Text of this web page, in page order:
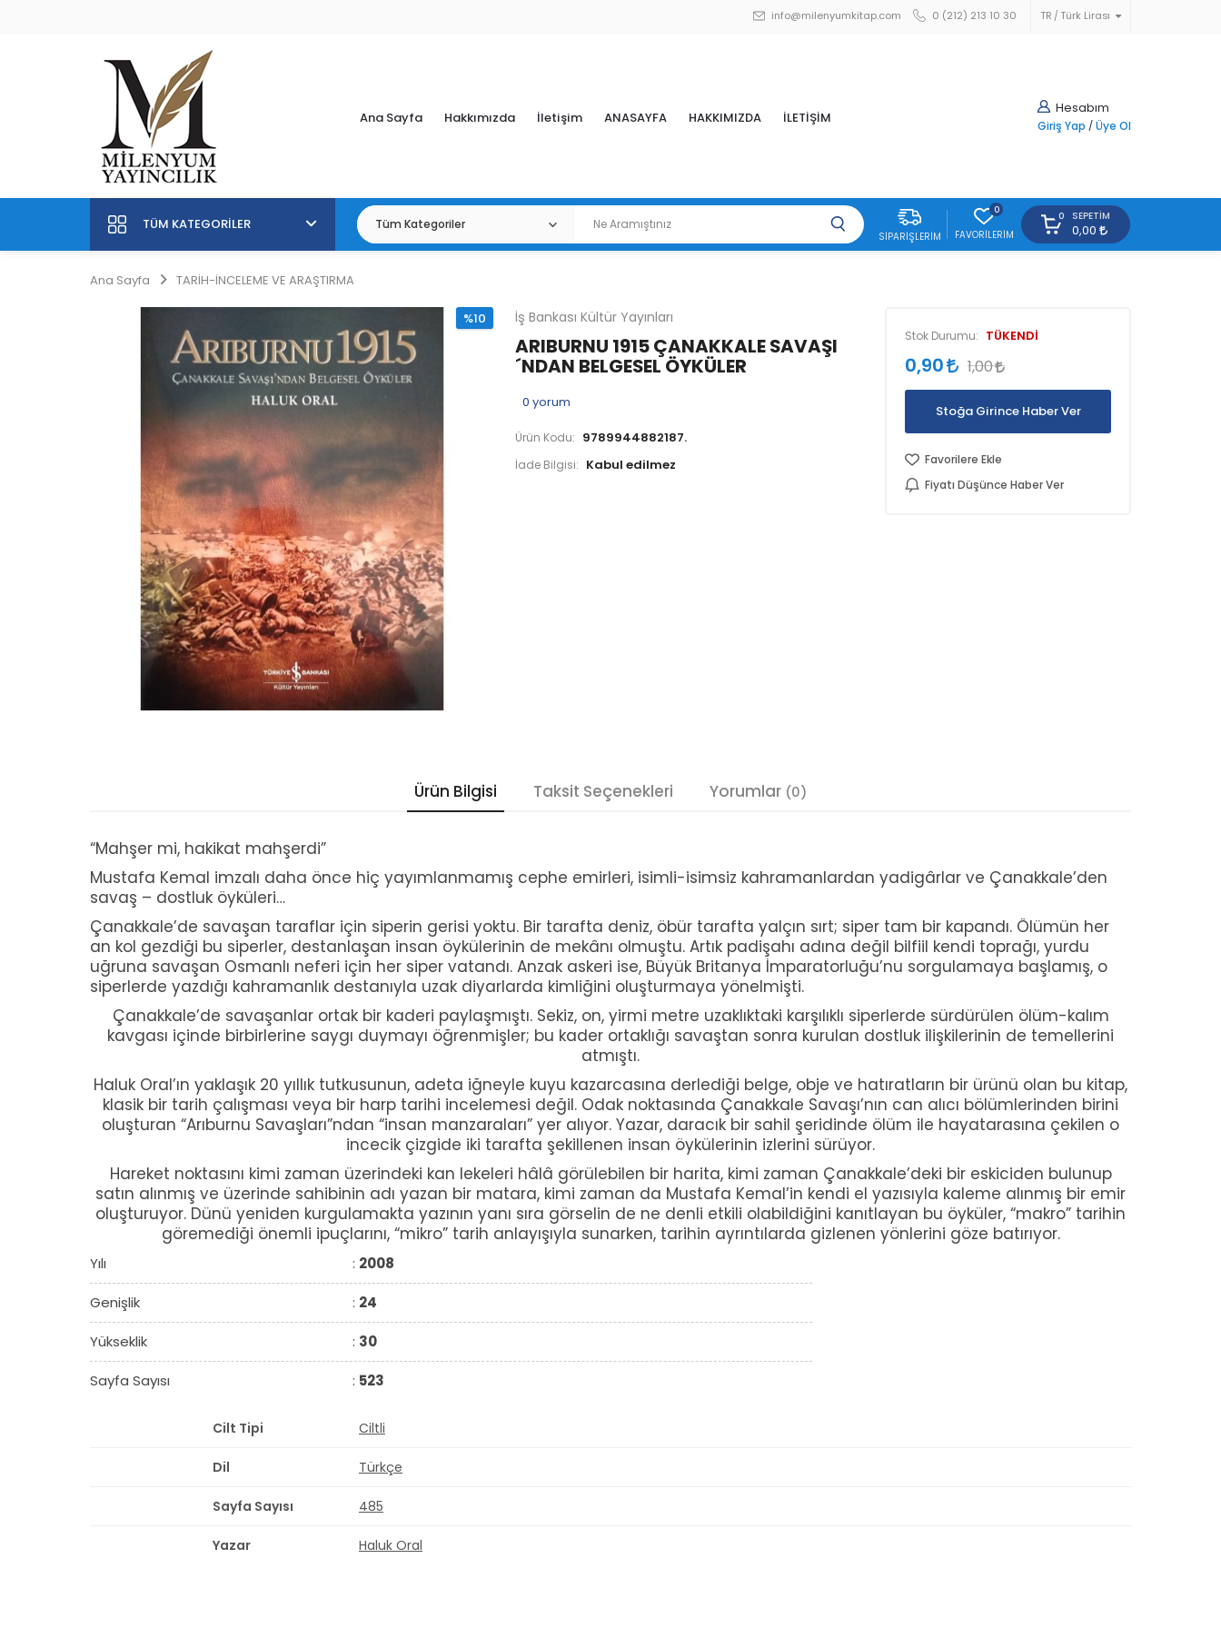
TR Türk Lirası
info@milenyumkitap.com 0 (212) 213 10 30
Hesabım
Giriş Yap / Üye Ol
Ana Sayfa Hakkımızda İletişim ANASAYFA HAKKIMIZDA İLETİŞİM
TÜM KATEGORILER
SIPARIŞLERIM
0
FAVORILERIM
0 SEPETIM
0,00
Ana Sayfa TARİH-İNCELEME VE ARAŞTIRMA
%10 İş Bankası Kültür Yayınları
ARIBURNU 1915 ÇANAKKALE SAVAŞI
´NDAN BELGESEL ÖYKÜLER
0 yorum
Ürün Kodu: 9789944882187.
İade Bilgisi:
Stok Durumu: TÜKENDİ
0,90 1,00
Stoğa Girince Haber Ver
Favorilere Ekle
Fiyatı Düşünce Haber Ver
Ürün Bilgisi Taksit Seçenekleri Yorumlar (0)
“Mahşer mi, hakikat mahşerdi”
Mustafa Kemal imzalı daha önce hiç yayımlanmamış cephe emirleri, isimli-isimsiz kahramanlardan yadigârlar ve Çanakkale’den
savaş – dostluk öyküleri…
Çanakkale’de savaşan taraflar için siperin gerisi yoktu. Bir tarafta deniz, öbür tarafta yalçın sırt; siper tam bir kapandı. Ölümün her
an kol gezdiği bu siperler, destanlaşan insan öykülerinin de mekânı olmuştu. Artık padişahı adına değil bilfiil kendi toprağı, yurdu
uğruna savaşan Osmanlı neferi için her siper vatandı. Anzak askeri ise, Büyük Britanya İmparatorluğu’nu sorgulamaya başlamış, o
siperlerde yazdığı kahramanlık destanıyla uzak diyarlarda kimliğini oluşturmaya yönelmişti.
Çanakkale’de savaşanlar ortak bir kaderi paylaşmıştı. Sekiz, on, yirmi metre uzaklıktaki karşılıklı siperlerde sürdürülen ölüm-kalım
kavgası içinde birbirlerine saygı duymayı öğrenmişler; bu kader ortaklığı savaştan sonra kurulan dostluk ilişkilerinin de temellerini
atmıştı.
Haluk Oral’ın yaklaşık 20 yıllık tutkusunun, adeta iğneyle kuyu kazarcasına derlediği belge, obje ve hatıratların bir ürünü olan bu kitap,
klasik bir tarih çalışması veya bir harp tarihi incelemesi değil. Odak noktasında Çanakkale Savaşı’nın can alıcı bölümlerinden birini
oluşturan “Arıburnu Savaşları”ndan “insan manzaraları” yer alıyor. Yazar, daracık bir sahil şeridinde ölüm ile hayatarasına çekilen o
incecik çizgide iki tarafta şekillenen insan öykülerinin izlerini sürüyor.
Hareket noktasını kimi zaman üzerindeki kan lekeleri hâlâ görülebilen bir harita, kimi zaman Çanakkale’deki bir eskiciden bulunup
satın alınmış ve üzerinde sahibinin adı yazan bir matara, kimi zaman da Mustafa Kemal’in kendi el yazısıyla kaleme alınmış bir emir
oluşturuyor. Dünü yeniden kurgulamakta yazının yanı sıra görselin de ne denli etkili olabildiğini kanıtlayan bu öyküler, “makro” tarihin
göremediği önemli ipuçlarını, “mikro” tarih anlayışıyla sunarken, tarihin ayrıntılarda gizlenen yönlerini göze batırıyor.
Yılı : 2008
Genişlik : 24
Yükseklik : 30
Sayfa Sayısı : 523
Cilt Tipi Ciltli
Dil Türkçe
Sayfa Sayısı 485
Yazar Haluk Oral